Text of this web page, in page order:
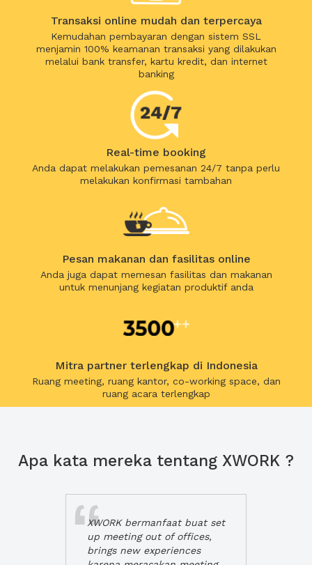
Transaksi online mudah dan terpercaya
Kemudahan pembayaran dengan sistem SSL
menjamin 100% keamanan transaksi yang dilakukan
melalui bank transfer, kartu kredit, dan internet
banking
Real-time booking
Anda dapat melakukan pemesanan 24/7 tanpa perlu
melakukan konfirmasi tambahan
Pesan makanan dan fasilitas online
Anda juga dapat memesan fasilitas dan makanan
untuk menunjang kegiatan produktif anda
Mitra partner terlengkap di Indonesia
Ruang meeting, ruang kantor, co-working space, dan
ruang acara terlengkap
Apa kata mereka tentang XWORK ?
XWORK bermanfaat buat set
up meeting out of offices,
brings new experiences